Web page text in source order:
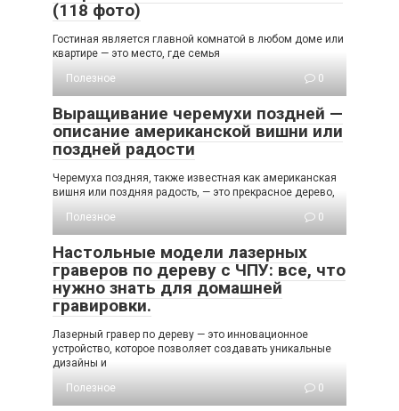
(118 фото)
Гостиная является главной комнатой в любом доме или
квартире — это место, где семья
Полезное
0
Выращивание черемухи поздней —
описание американской вишни или
поздней радости
Черемуха поздняя, также известная как американская
вишня или поздняя радость, — это прекрасное дерево,
Полезное
0
Настольные модели лазерных
граверов по дереву с ЧПУ: все, что
нужно знать для домашней
гравировки.
Лазерный гравер по дереву — это инновационное
устройство, которое позволяет создавать уникальные
дизайны и
Полезное
0